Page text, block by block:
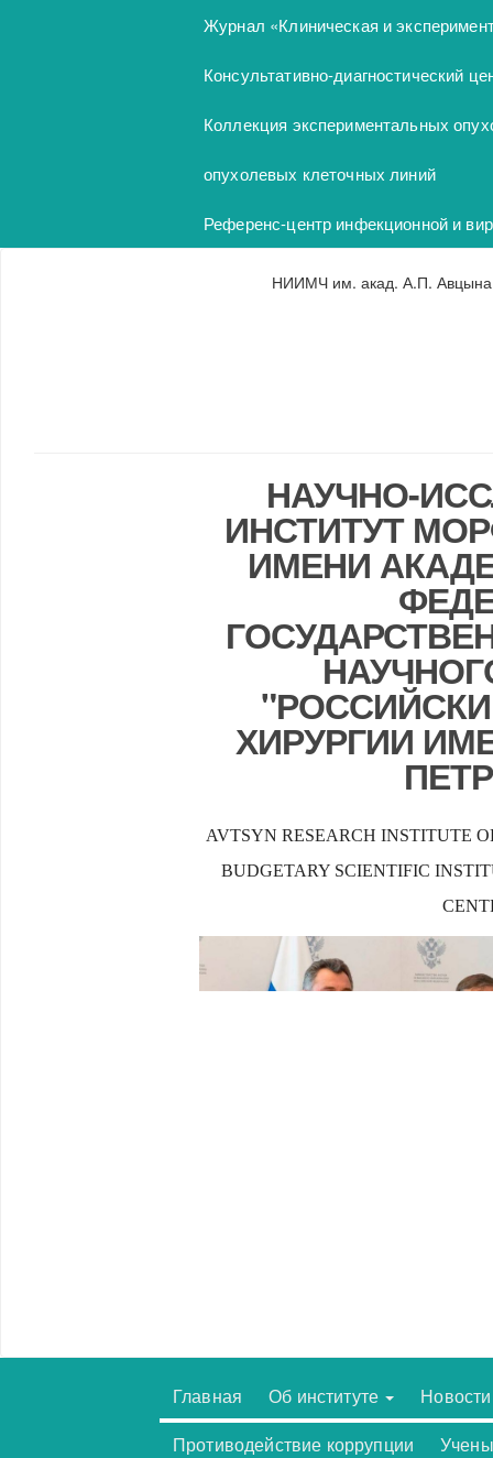
Журнал «Клиническая и
Консультативно-диагностический
Коллекция экспериментальных
опухолевых клеточных линий
Референс-центр инфекционной и
НИИМЧ им. акад. А.П.
НАУЧНО-
ИНСТИТУТ
ИМЕНИ
ХИРУРГИИ
AVTSYN RESEARCH INSTITUTE
BUDGETARY SCIENTIFIC
Главная Об институте
Новости
Противодействие коррупции